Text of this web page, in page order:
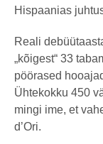
Hispaanias
Reali
„kõigest“ 33
pöörased
Ühtekokku 450
mingi ime, et
d’Ori.